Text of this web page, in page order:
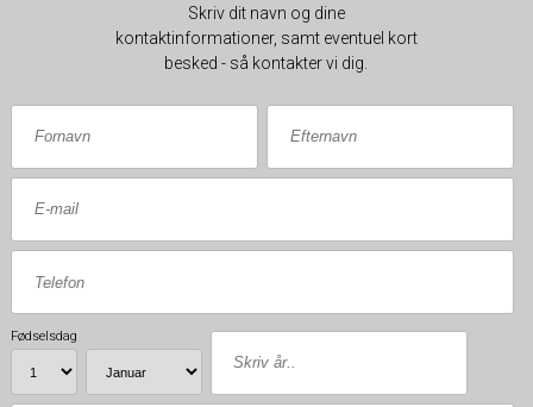
Skriv dit navn og dine
kontaktinformationer, samt eventuel kort
besked - så kontakter vi dig.
Fødselsdag